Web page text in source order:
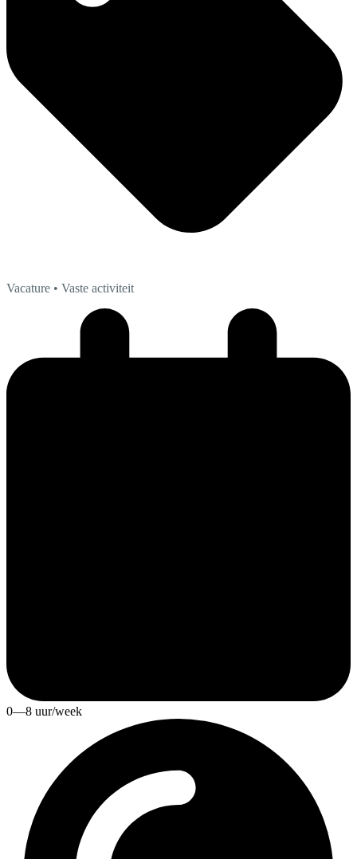
Vacature • Vaste activiteit
0—8 uur/week